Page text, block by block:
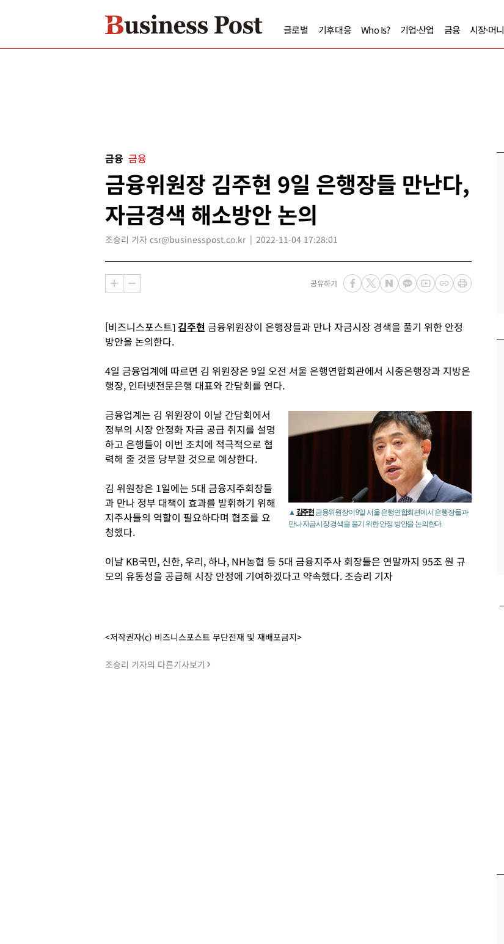
글로벌 기후대응 Who Is? 기업·산업 금융 시장·머니
금융 금융
금융위원장 김주현 9일 은행장들 만난다,
자금경색 해소방안 논의
조승리 기자 csr@businesspost.co.kr 2022-11-04 17:28:01
공유하기
[비즈니스포스트] 김주현 금융위원장이 은행장들과 만나 자금시장 경색을 풀기 위한 안정
방안을 논의한다.
4일 금융업계에 따르면 김 위원장은 9일 오전 서울 은행연합회관에서 시중은행장과 지방은
행장, 인터넷전문은행 대표와 간담회를 연다.
▲ 김주현 금융위원장이 9일 서울 은행연합회관에서 은행장들과
만나 자금시장 경색을 풀기 위한 안정 방안을 논의한다.
금융업계는 김 위원장이 이날 간담회에서
정부의 시장 안정화 자금 공급 취지를 설명
하고 은행들이 이번 조치에 적극적으로 협
력해 줄 것을 당부할 것으로 예상한다.
김 위원장은 1일에는 5대 금융지주회장들
과 만나 정부 대책이 효과를 발휘하기 위해
지주사들의 역할이 필요하다며 협조를 요
청했다.
이날 KB국민, 신한, 우리, 하나, NH농협 등 5대 금융지주사 회장들은 연말까지 95조 원 규
모의 유동성을 공급해 시장 안정에 기여하겠다고 약속했다. 조승리 기자
<저작권자(c) 비즈니스포스트 무단전재 및 재배포금지>
조승리 기자의 다른기사보기